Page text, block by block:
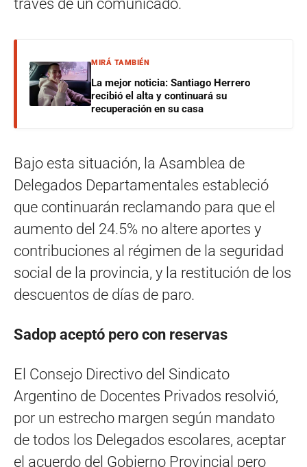
través de un comunicado.
MIRÁ TAMBIÉN
La mejor noticia: Santiago Herrero
recibió el alta y continuará su
recuperación en su casa
Bajo esta situación, la Asamblea de
Delegados Departamentales estableció
que continuarán reclamando para que el
aumento del 24.5% no altere aportes y
contribuciones al régimen de la seguridad
social de la provincia, y la restitución de los
descuentos de días de paro.
Sadop aceptó pero con reservas
El Consejo Directivo del Sindicato
Argentino de Docentes Privados resolvió,
por un estrecho margen según mandato
de todos los Delegados escolares, aceptar
el acuerdo del Gobierno Provincial pero